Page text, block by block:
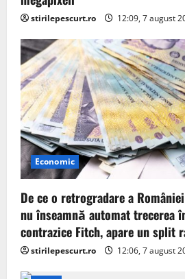
stirilepescurt.ro 12:09, 7 august
Economic
De ce o retrogradare a
nu înseamnă automat trecerea
contrazice Fitch, apare un split
stirilepescurt.ro 12:06, 7 august